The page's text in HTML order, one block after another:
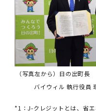
（写真左から）日の出町
バイウィル 執行役員
*1：J-クレジットとは、省